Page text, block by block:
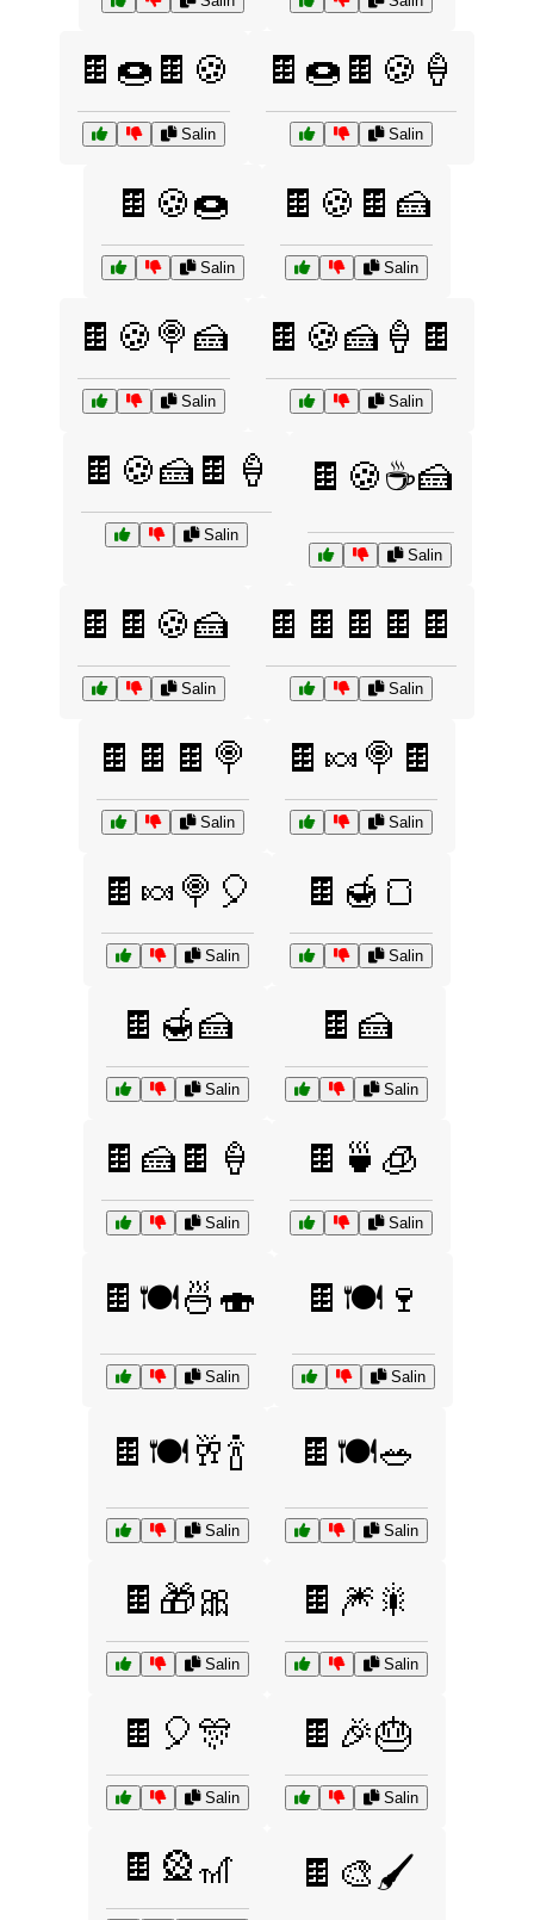
🍫🍩🍫🍪
Salin
🍫🍩🍫🍪🍦
Salin
🍫🍪🍩
Salin
🍫🍪🍫🍰
Salin
🍫🍪🍭🍰
Salin
🍫🍪🍰🍦🍫
Salin
🍫🍪🍰🍫🍦
Salin
🍫🍪☕🍰
Salin
🍫🍫🍪🍰
Salin
🍫🍫🍫🍫🍫
Salin
🍫🍫🍫🍭
Salin
🍫🍬🍭🍫
Salin
🍫🍬🍭🎈
Salin
🍫🍯🍞
Salin
🍫🍯🍰
Salin
🍫🍰
Salin
🍫🍰🍫🍦
Salin
🍫🍵🧊
Salin
🍫🍽️🍜🍣
Salin
🍫🍽️🍷
Salin
🍫🍽️🥂🍾
Salin
🍫🍽️🥗
Salin
🍫🎁🎀
Salin
🍫🎆🎇
Salin
🍫🎈🎊
Salin
🍫🎉🎂
Salin
🍫🎡🎢 🍫🎨🖌️